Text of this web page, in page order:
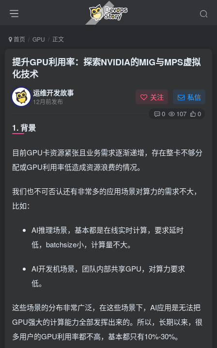
首页 GPU 正文
提升GPU利用率：探索NVIDIA的MIG与MPS虚拟
化技术
运维开发故事
12月前发布 关注 私信
0 107 0
1. 背景
目前GPU卡资源紧张且业务需求逐渐递增，存在整卡不够分
配或GPU利用率低造成资源浪费的情况。
我们也不可否认还有非常多的应用场景对算力的需求不大，
比如：
AI推理场景，基本都是在线实时计算，要求延时
低，batchsize小，计算量不大。
AI开发机场景，团队内部共享GPU，对算力要求
低。
这些场景的分布非常广泛，在这些场景下，AI应用是无法把
GPU强大的计算能力全部发挥出来的。所以，长期以来，很
多用户的GPU利用率都不高，基本都只有10%-30%。